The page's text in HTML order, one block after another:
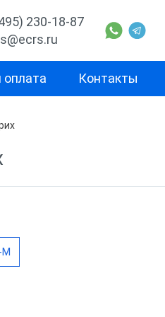
230-18-87
оплата Контакты
Штрих-М
М